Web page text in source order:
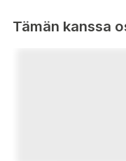
Tämän kanssa